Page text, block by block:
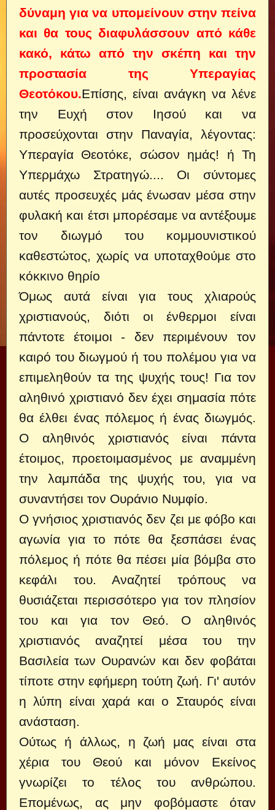
δύναμη για να υπομείνουν στην πείνα
και θα τους διαφυλάσσουν από κάθε
κακό,
κάτω από την σκέπη και την
προστασία της Υπεραγίας
Θεοτόκου.Επίσης, είναι ανάγκη να λένε
την Ευχή στον Ιησού και να
προσεύχονται στην Παναγία, λέγοντας:
Υπεραγία Θεοτόκε, σώσον ημάς! ή Τη
Υπερμάχω Στρατηγώ.... Οι σύντομες
αυτές προσευχές μάς ένωσαν μέσα στην
φυλακή και έτσι μπορέσαμε να αντέξουμε
τον διωγμό του κομμουνιστικού
καθεστώτος, χωρίς να υποταχθούμε στο
κόκκινο θηρίο
Όμως αυτά είναι για τους χλιαρούς
χριστιανούς, διότι οι ένθερμοι είναι
πάντοτε έτοιμοι - δεν περιμένουν τον
καιρό του διωγμού ή του πολέμου για να
επιμεληθούν τα της ψυχής τους! Για τον
αληθινό χριστιανό δεν έχει σημασία πότε
θα έλθει ένας πόλεμος ή ένας διωγμός.
Ο αληθινός χριστιανός είναι πάντα
έτοιμος, προετοιμασμένος με αναμμένη
την λαμπάδα της ψυχής του, για να
συναντήσει τον Ουράνιο Νυμφίο.
Ο γνήσιος χριστιανός δεν ζει με φόβο και
αγωνία για το πότε θα ξεσπάσει ένας
πόλεμος ή πότε θα πέσει μία βόμβα στο
κεφάλι του. Αναζητεί τρόπους να
θυσιάζεται περισσότερο για τον πλησίον
του και για τον Θεό. Ο αληθινός
χριστιανός αναζητεί μέσα του την
Βασιλεία των Ουρανών και δεν φοβάται
τίποτε στην εφήμερη τούτη ζωή. Γι' αυτόν
η λύπη είναι χαρά και ο Σταυρός είναι
ανάσταση.
Ούτως ή άλλως, η ζωή μας είναι στα
χέρια του Θεού και μόνον Εκείνος
γνωρίζει το τέλος του ανθρώπου.
Επομένως, ας μην φοβόμαστε όταν